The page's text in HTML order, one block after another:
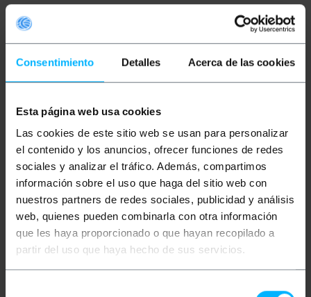
Consentimiento Detalles Acerca de las cookies
Esta página web usa cookies
Las cookies de este sitio web se usan para personalizar
el contenido y los anuncios, ofrecer funciones de redes
sociales y analizar el tráfico. Además, compartimos
información sobre el uso que haga del sitio web con
nuestros partners de redes sociales, publicidad y análisis
web, quienes pueden combinarla con otra información
que les haya proporcionado o que hayan recopilado a
partir del uso que haya hecho de sus servicios.
Cabo adaptador de sinal HDMI para DVI perfeito para
transmitir sinais de vídeo e áudio de alta definição
entre vários dispositivos. É um cabo com 1 porta
macho na outra. Adaptador bidirecional profissional
dispositivos como TVs, projetores, monitores, etc.
20CU-0018-BK.
Especificações
Cabo adaptador de sinal com transmissão
bidirecional de 1 porta HDMI macho para 1
porta DVI macho, perfeito para inúmeros
dispositivos eletrônicos.
É um transmissor bidirecional, ou seja, o sinal
é capaz de trafegar de HDMI para DVI assim
como de DVI para HDMI.